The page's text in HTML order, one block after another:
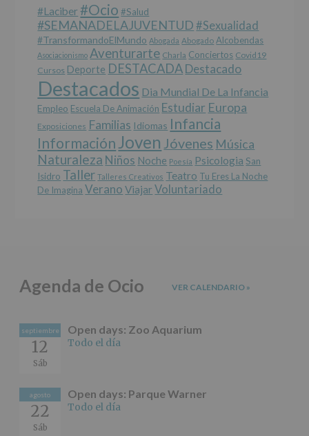
datos
a
terceros,
salvo
obligación
legal.
Derechos:
De
acceso,
rectificación,
supresión,
así
como
otros
derechos,
según
Información
adicional:
el
apartado
Datos
#laciber#Ocio #salud
#SEMANADELAJUVENTUD #sexualidad
#TransformandoElMundo Abogada Abogado Alcobendas
Asociacionismo Aventurarte Charla Conciertos Covid19
Cursos Deporte DESTACADADestacado
Destacados Dia Mundial De La Infancia
Empleo Escuela De Animación Estudiar Europa
Exposiciones Familias Idiomas Infancia
Información Joven Jóvenes Música
Naturaleza Niños Noche Poesía Psicologia San
Isidro Taller Talleres Creativos Teatro Tu Eres La Noche
De Imagina Verano Viajar Voluntariado
Agenda de Ocio VER CALENDARIO »
septiembre
12
Sáb
Open days: Zoo Aquarium
Todo el día
agosto
22
Sáb
Open days: Parque Warner
Todo el día